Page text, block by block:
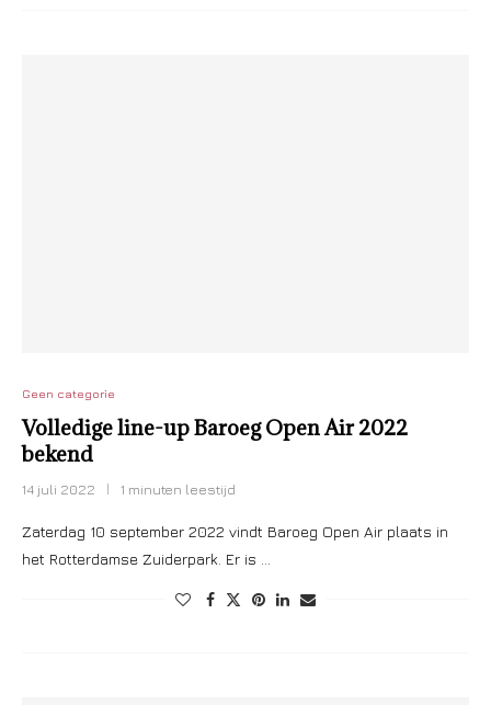
Geen categorie
Volledige line-up Baroeg Open Air 2022
bekend
14 juli 2022 1 minuten leestijd
Zaterdag 10 september 2022 vindt Baroeg Open Air plaats in
het Rotterdamse Zuiderpark. Er is …